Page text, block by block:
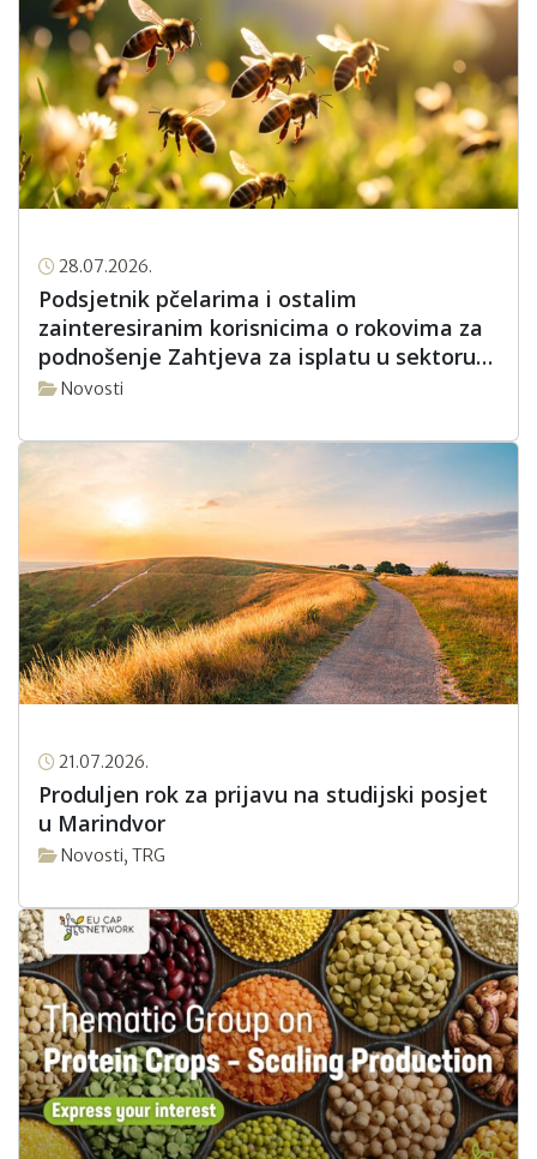
28.07.2026.
Podsjetnik pčelarima i ostalim
zainteresiranim korisnicima o rokovima za
podnošenje Zahtjeva za isplatu u sektoru
pčelarstva za intervencijsku godinu 2026.
Novosti
21.07.2026.
Produljen rok za prijavu na studijski posjet
u Marindvor
Novosti, TRG